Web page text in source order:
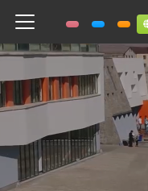
Toggle navigation